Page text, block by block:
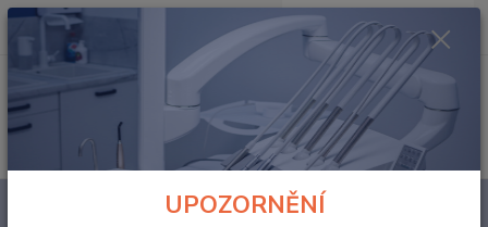
Hledat
za 0,00 Kč
Roušky/ rouška (bryndáky) limetková 500ks
UPOZORNĚNÍ